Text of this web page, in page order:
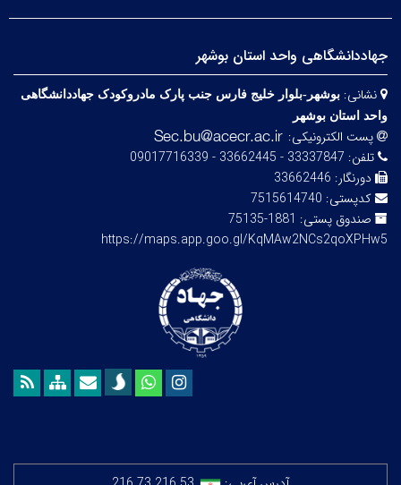
جهاددانشگاهی واحد استان بوشهر
نشانی: بوشهر-بلوار خلیج فارس­ جنب ­پارک مادروکودک جهاددانشگاهی
واحد استان بوشهر
پست الکترونیکی:
تلفن: 33337847 - 33662445 - 09017716339
دورنگار: 33662446
کدپستی: 7515614740
صندوق پستی: 1881-75135
https://maps.app.goo.gl/KqMAw2NCs2qoXPHw5